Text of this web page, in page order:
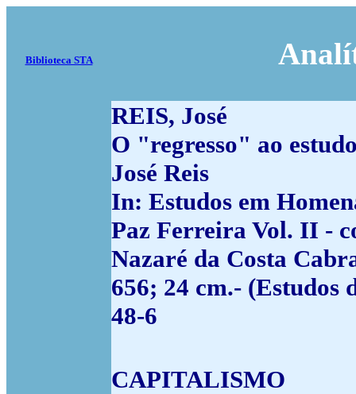
Biblioteca STA
REIS, José
O "regresso" ao
José Reis
In: Estudos em
Paz Ferreira Vol. II -
Nazaré da Costa
656; 24 cm.- (Estudos
48-6
CAPITALISMO